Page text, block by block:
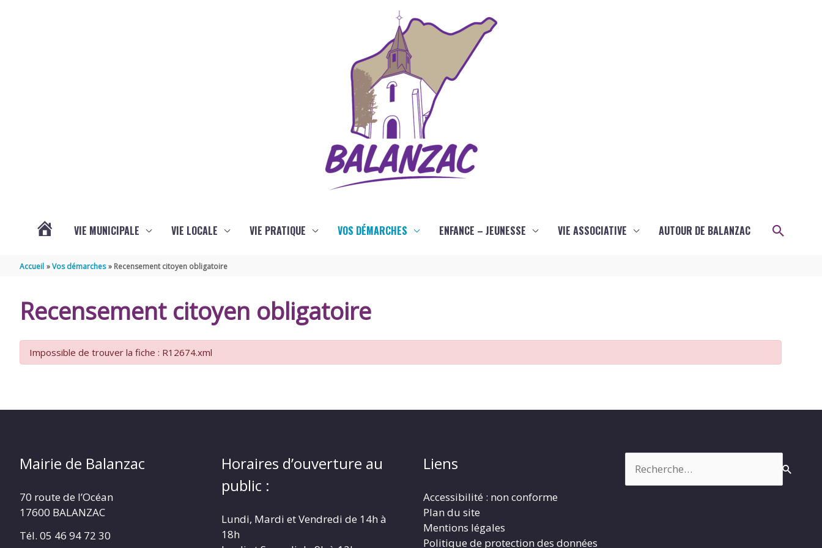
VIE MUNICIPALE VIE LOCALE VIE PRATIQUE VOS DÉMARCHES ENFANCE – JEUNESSE VIE ASSOCIATIVE AUTOUR DE BALANZAC
Accueil Vos démarches Recensement citoyen obligatoire
Recensement citoyen obligatoire
Impossible de trouver la fiche : R12674.xml
Mairie de Balanzac
70 route de l’Océan
17600 BALANZAC
Tél. 05 46 94 72 30
Horaires d’ouverture au
public :
Lundi, Mardi et Vendredi de 14h à
18h
Liens
Accessibilité : non conforme
Plan du site
Mentions légales
Politique de protection des données